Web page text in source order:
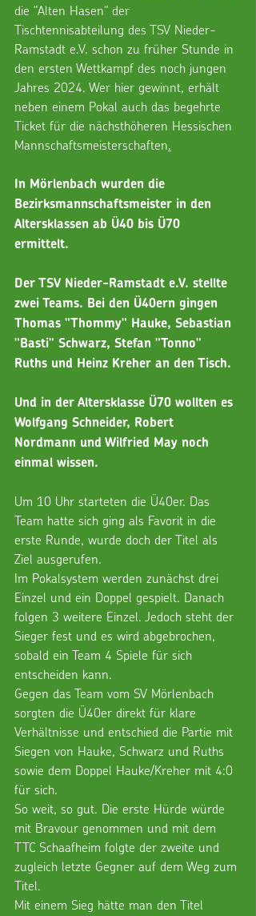
die "Alten Hasen" der
Tischtennisabteilung des TSV Nieder-
Ramstadt e.V. schon zu früher Stunde in
den ersten Wettkampf des noch jungen
Jahres 2024. Wer hier gewinnt, erhält
neben einem Pokal auch das begehrte
Ticket für die nächsthöheren Hessischen
Mannschaftsmeisterschaften.
In Mörlenbach wurden die
Bezirksmannschaftsmeister in den
Altersklassen ab Ü40 bis Ü70
ermittelt.
Der TSV Nieder-Ramstadt e.V. stellte
zwei Teams. Bei den Ü40ern gingen
Thomas "Thommy" Hauke, Sebastian
"Basti" Schwarz, Stefan "Tonno"
Ruths und Heinz Kreher an den Tisch.
Und in der Altersklasse Ü70 wollten es
Wolfgang Schneider, Robert
Nordmann und Wilfried May noch
einmal wissen.
Um 10 Uhr starteten die Ü40er. Das
Team hatte sich ging als Favorit in die
erste Runde, wurde doch der Titel als
Ziel ausgerufen.
Im Pokalsystem werden zunächst drei
Einzel und ein Doppel gespielt. Danach
folgen 3 weitere Einzel. Jedoch steht der
Sieger fest und es wird abgebrochen,
sobald ein Team 4 Spiele für sich
entscheiden kann.
Gegen das Team vom SV Mörlenbach
sorgten die Ü40er direkt für klare
Verhältnisse und entschied die Partie mit
Siegen von Hauke, Schwarz und Ruths
sowie dem Doppel Hauke/Kreher mit 4:0
für sich.
So weit, so gut. Die erste Hürde würde
mit Bravour genommen und mit dem
TTC Schaafheim folgte der zweite und
zugleich letzte Gegner auf dem Weg zum
Titel.
Mit einem Sieg hätte man den Titel